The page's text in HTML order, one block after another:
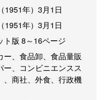
1951年）3月1日
1951年）3月1日
ト版 8～16ページ
ー、食品卸、食品量販
ー、コンビニエンスス
、商社、外食、行政機